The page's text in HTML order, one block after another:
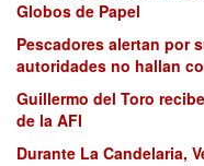
Globos de Papel
Pescadores alertan por
autoridades no hallan
Guillermo del Toro
de la AFI
Durante La Candelaria,